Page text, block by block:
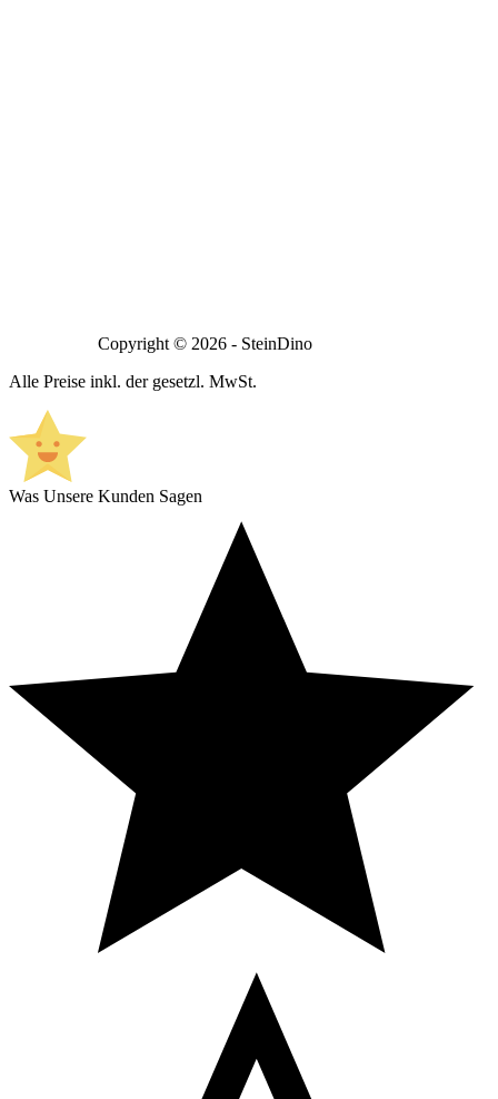
Copyright © 2026 - SteinDino
Alle Preise inkl. der gesetzl. MwSt.
Was Unsere Kunden Sagen